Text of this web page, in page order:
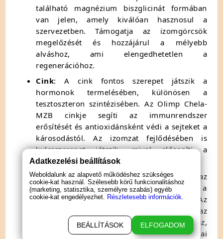
található magnézium biszglicinát formában
van jelen, amely kiválóan hasznosul a
szervezetben. Támogatja az izomgörcsök
megelőzését és hozzájárul a mélyebb
alváshoz, ami elengedhetetlen a
regenerációhoz.
Cink: A cink fontos szerepet játszik a
hormonok termelésében, különösen a
tesztoszteron szintézisében. Az Olimp Chela-
MZB cinkje segíti az immunrendszer
erősítését és antioxidánsként védi a sejteket a
károsodástól. Az izomzat fejlődésében is
kulcsszerepet játszik, mivel elősegíti a
fehérjék beépülését.
B6 vitamin: A B6 vitamin elengedhetetlen az
anyagcsere folyamatokhoz, különösen a
fehérje- és szénhidrát-anyagcseréhez. Az
Olimp Chela-MZB B6 vitaminja hozzájárul az
energiatermeléshez és a hangulat javításához,
ami különösen fontos a mentális és fizikai
Adatkezelési beállítások
Weboldalunk az alapvető működéshez szükséges
cookie-kat használ. Szélesebb körű funkcionalitáshoz
(marketing, statisztika, személyre szabás) egyéb
cookie-kat engedélyezhet. Részletesebb információk.
BEÁLLÍTÁSOK ELFOGADOM